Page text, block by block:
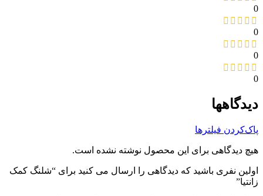
0
0
0
0
دیدگاهها
پاک‌کردن فیلترها
هیچ دیدگاهی برای این محصول نوشته نشده است.
اولین نفری باشید که دیدگاهی را ارسال می کنید برای “شلنگ کمک
زانتیا”